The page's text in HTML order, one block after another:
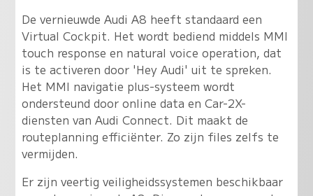
De vernieuwde Audi A8 heeft standaard een
Virtual Cockpit. Het wordt bediend middels MMI
touch response en natural voice operation, dat
is te activeren door 'Hey Audi' uit te spreken.
Het MMI navigatie plus-systeem wordt
ondersteund door online data en Car-2X-
diensten van Audi Connect. Dit maakt de
routeplanning efficiënter. Zo zijn files zelfs te
vermijden.
Er zijn veertig veiligheidssystemen beschikbaar